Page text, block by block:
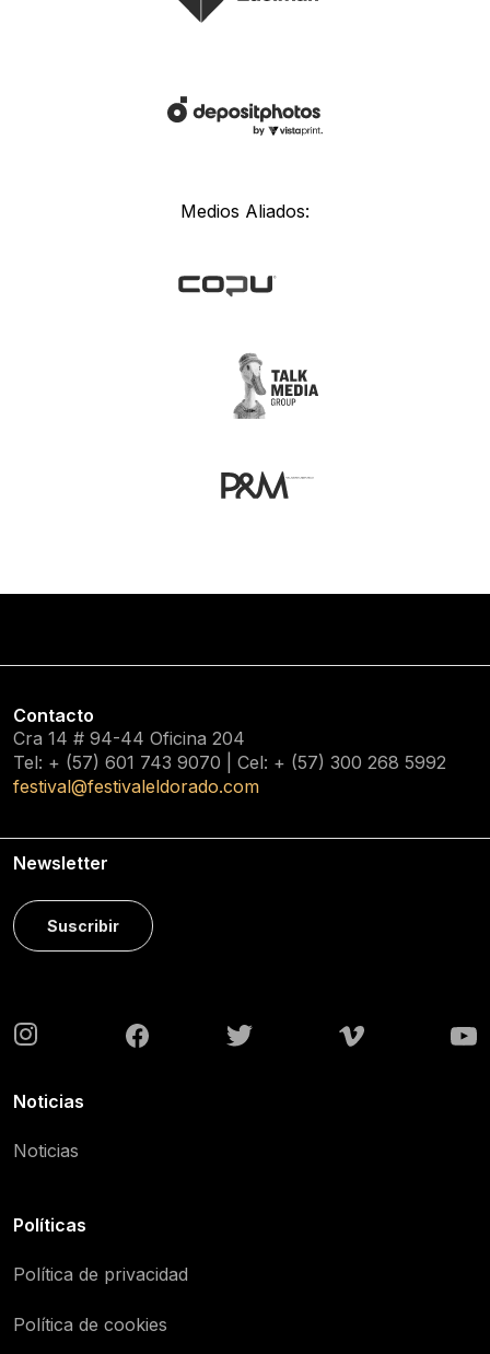
Medios Aliados:
Contacto
Cra 14 # 94-44 Oficina 204
Tel: + (57) 601 743 9070 | Cel: + (57) 300 268 5992
festival@festivaleldorado.com
Newsletter
Suscribir
Noticias
Noticias
Políticas
Política de privacidad
Política de cookies